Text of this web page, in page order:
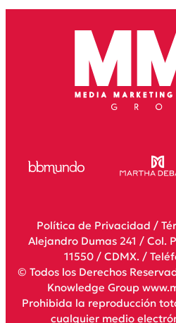
Política de Privacidad /
Alejandro Dumas 241 / Col.
11550 / CDMX. /
© Todos los Derechos
Knowledge Group
Prohibida la reproducción
cualquier medio